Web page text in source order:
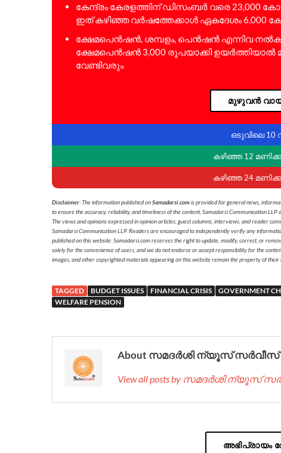
കേന്ദ്രം കേരളത്തിന് ഡിസംബർ വരെ 23,000
ഇത് കഴിഞ്ഞ വർഷത്തേക്കാൾ ഏകദേശം 6,000
ക്ഷേമപെൻഷൻ, ശമ്പളം, പെൻഷൻ എന്നിവ
ക്ഷേമപെൻഷൻ 3,000 രൂപയാക്കി ഉയർത്തിയാൽ
വേണ്ടിവരും
മുഴുവൻ
ഒടുവിലെ 10
കഴിഞ്ഞ 12
കഴിഞ്ഞ 24
Disclaimer: The information published onSamadarsi.comis provided for general news,
to ensure the accuracy, reliability, and timeliness of the content, Samadarsi Communication
The views and opinions expressed in opinion articles, guest columns, interviews, and reader
Samadarsi Communication LLP. Readers are encouraged to independently verify any
published on this website. Samadarsi.com reserves the right to update, modify, correct, or
solely for the convenience of users, and we do not endorse or accept responsibility for the
images, and other copyrighted materials appearing on this website remain the property of their
TAGGED BUDGET ISSUES FINANCIAL CRISIS GOVERNMENT
WELFARE PENSION
About സമദർശി ന്യൂസ് സർവീസ്
View all posts by സമദർശി ന്യൂസ്
അഭിപ്രായം